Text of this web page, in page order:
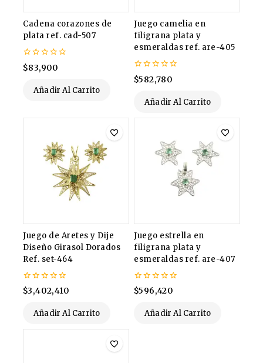
Cadena corazones de
plata ref. cad-507
0
de
$83,900
Añadir Al Carrito
Juego camelia en
filigrana plata y
esmeraldas ref. are-405
0
de
$582,780
Añadir Al Carrito
Juego de Aretes y Dije
Diseño Girasol Dorados
Ref. set-464
0
de
$3,402,410
Añadir Al Carrito
Juego estrella en
filigrana plata y
esmeraldas ref. are-407
0
de
$596,420
Añadir Al Carrito